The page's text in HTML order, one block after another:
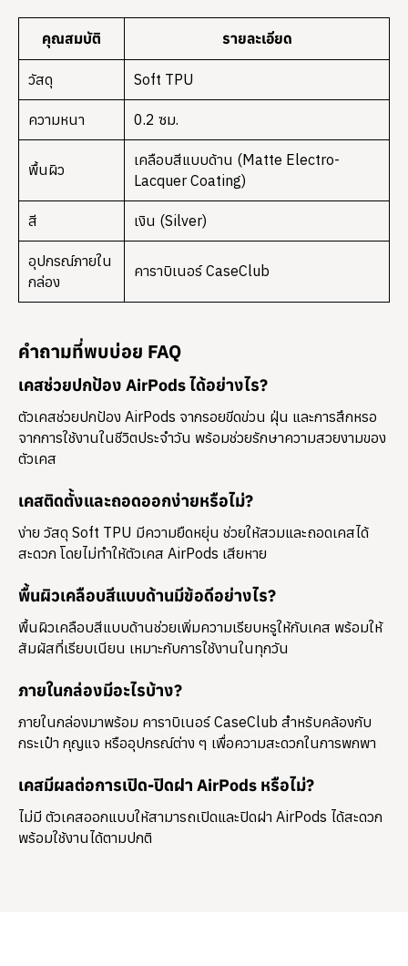
คุณสมบัติ รายละเอียด
วัสดุ Soft TPU
ความหนา 0.2 ซม.
พื้นผิว
เคลือบสีแบบด้าน (Matte Electro-
Lacquer Coating)
สี เงิน (Silver)
อุปกรณ์ภายใน
กล่อง
คาราบิเนอร์ CaseClub
คำถามที่พบบ่อย FAQ
เคสช่วยปกป้อง AirPods ได้อย่างไร?
ตัวเคสช่วยปกป้อง AirPods จากรอยขีดข่วน ฝุ่น และการสึกหรอ
จากการใช้งานในชีวิตประจำวัน พร้อมช่วยรักษาความสวยงามของ
ตัวเคส
เคสติดตั้งและถอดออกง่ายหรือไม่?
ง่าย วัสดุ Soft TPU มีความยืดหยุ่น ช่วยให้สวมและถอดเคสได้
สะดวก โดยไม่ทำให้ตัวเคส AirPods เสียหาย
พื้นผิวเคลือบสีแบบด้านมีข้อดีอย่างไร?
พื้นผิวเคลือบสีแบบด้านช่วยเพิ่มความเรียบหรูให้กับเคส พร้อมให้
สัมผัสที่เรียบเนียน เหมาะกับการใช้งานในทุกวัน
ภายในกล่องมีอะไรบ้าง?
ภายในกล่องมาพร้อม คาราบิเนอร์ CaseClub สำหรับคล้องกับ
กระเป๋า กุญแจ หรืออุปกรณ์ต่าง ๆ เพื่อความสะดวกในการพกพา
เคสมีผลต่อการเปิด-ปิดฝา AirPods หรือไม่?
ไม่มี ตัวเคสออกแบบให้สามารถเปิดและปิดฝา AirPods ได้สะดวก
พร้อมใช้งานได้ตามปกติ